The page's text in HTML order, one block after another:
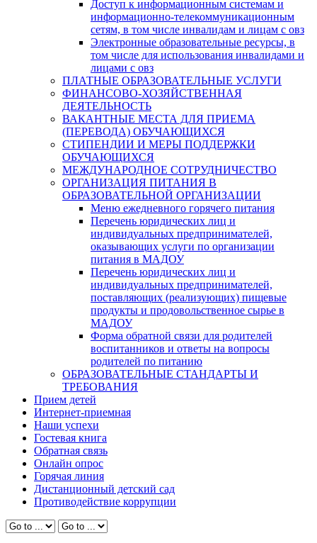
Доступ к информационным системам и
информационно-телекоммуникационным
сетям, в том числе инвалидам и лицам с овз
Электронные образовательные ресурсы, в
том числе для использования инвалидами и
лицами с овз
ПЛАТНЫЕ ОБРАЗОВАТЕЛЬНЫЕ УСЛУГИ
ФИНАНСОВО-ХОЗЯЙСТВЕННАЯ
ДЕЯТЕЛЬНОСТЬ
ВАКАНТНЫЕ МЕСТА ДЛЯ ПРИЕМА
(ПЕРЕВОДА) ОБУЧАЮЩИХСЯ
СТИПЕНДИИ И МЕРЫ ПОДДЕРЖКИ
ОБУЧАЮЩИХСЯ
МЕЖДУНАРОДНОЕ СОТРУДНИЧЕСТВО
ОРГАНИЗАЦИЯ ПИТАНИЯ В
ОБРАЗОВАТЕЛЬНОЙ ОРГАНИЗАЦИИ
Меню ежедневного горячего питания
Перечень юридических лиц и
индивидуальных предпринимателей,
оказывающих услуги по организации
питания в МАДОУ
Перечень юридических лиц и
индивидуальных предпринимателей,
поставляющих (реализующих) пищевые
продукты и продовольственное сырье в
МАДОУ
Форма обратной связи для родителей
воспитанников и ответы на вопросы
родителей по питанию
ОБРАЗОВАТЕЛЬНЫЕ СТАНДАРТЫ И
ТРЕБОВАНИЯ
Прием детей
Интернет-приемная
Наши успехи
Гостевая книга
Обратная связь
Онлайн опрос
Горячая линия
Дистанционный детский сад
Противодействие коррупции